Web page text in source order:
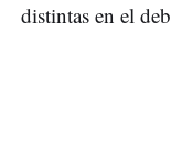
distintas en el